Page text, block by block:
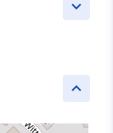
keyboard_arrow_down
keyboard_arrow_up